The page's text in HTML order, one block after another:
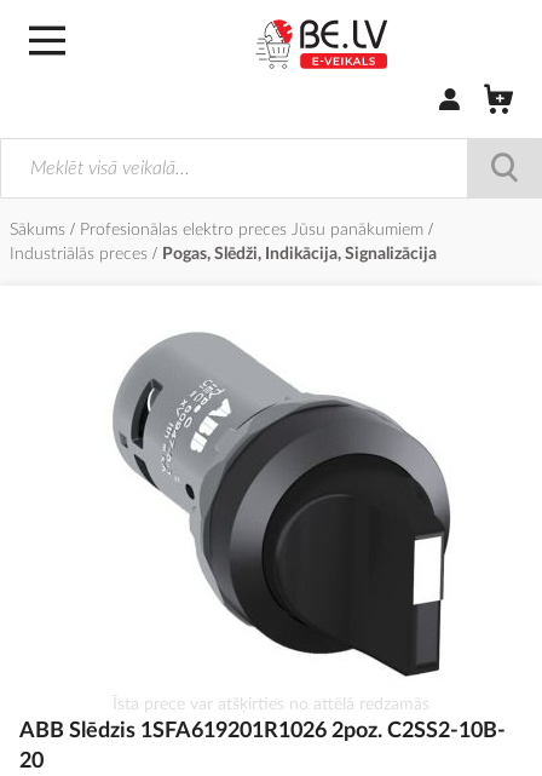
Pierakstīties/
Sākums
Profesionālas elektro preces Jūsu panākumiem
Industriālās preces
Pogas, Slēdži, Indikācija, Signalizācija
uz
galerijas
Īsta prece var atšķirties no attēlā redzamās
ABB Slēdzis 1SFA619201R1026 2poz. C2SS2-10B-
20